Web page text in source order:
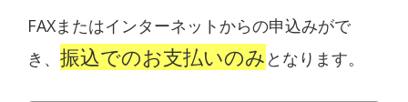
FAXまたはインターネットからの申込みがで
き、 振込でのお支払いのみ となります。